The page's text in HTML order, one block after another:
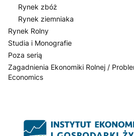
Rynek zbóż
Rynek ziemniaka
Rynek Rolny
Studia i Monografie
Poza serią
Zagadnienia Ekonomiki Rolnej /
Economics